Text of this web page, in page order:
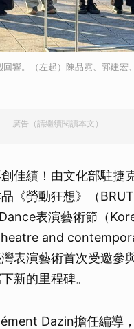
響。（左起）陳品霓、郭建
廣告（請繼續閱讀本文）
佳績！由文化部駐捷
《勞動狂想》（
表演藝術節（
and
表演藝術首次受邀
新的里程碑。
Dazin擔任編導